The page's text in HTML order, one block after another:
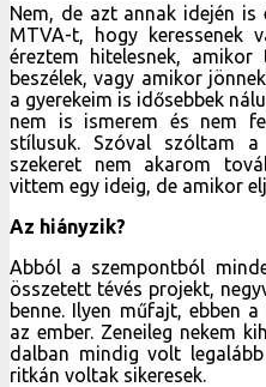
Nem, de azt annak idején
MTVA-t, hogy keressenek
éreztem hitelesnek,
beszélek, vagy amikor
a gyerekeim is idősebbek
nem is ismerem és nem
stílusuk. Szóval szóltam
szekeret nem akarom
vittem egy ideig, de amikor
Az hiányzik?
Abból a szempontból
összetett tévés projekt,
benne. Ilyen műfajt, ebben
az ember. Zeneileg nekem
dalban mindig volt
ritkán voltak sikeresek.